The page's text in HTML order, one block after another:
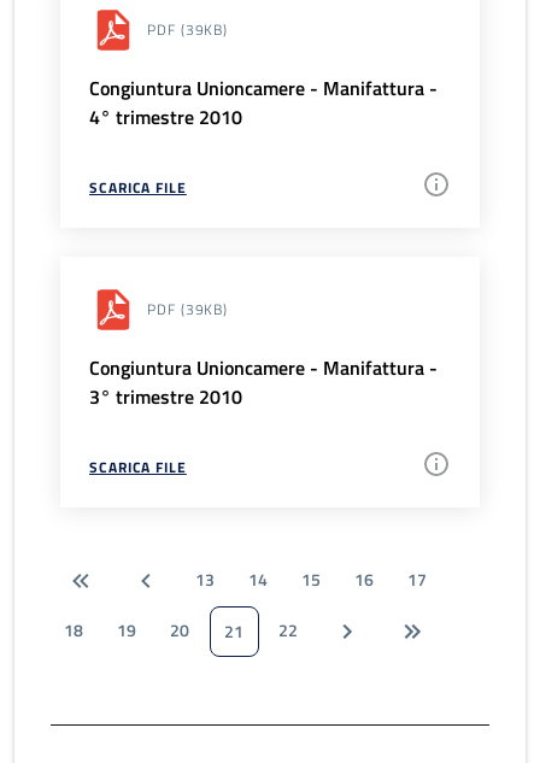
PDF (39KB)
Congiuntura Unioncamere - Manifattura -
4° trimestre 2010
SCARICA FILE
PDF (39KB)
Congiuntura Unioncamere - Manifattura -
3° trimestre 2010
SCARICA FILE
13 14 15 16
17
18
19 20 21 22